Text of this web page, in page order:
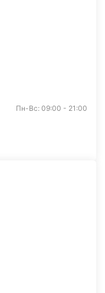
Пн-Вс: 09:00 - 21:00